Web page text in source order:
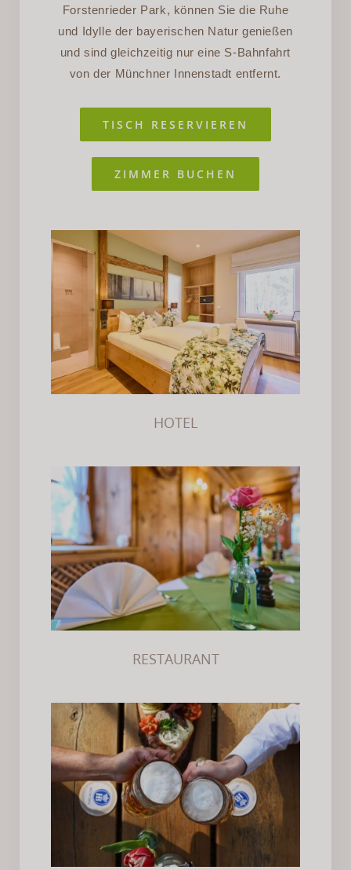
Forstenrieder Park, können Sie die Ruhe
und Idylle der bayerischen Natur genießen
und sind gleichzeitig nur eine S-Bahnfahrt
von der Münchner Innenstadt entfernt.
TISCH RESERVIEREN
ZIMMER BUCHEN
HOTEL
HOTEL
RESTAURANT
RESTAURANT
BIERGARTEN